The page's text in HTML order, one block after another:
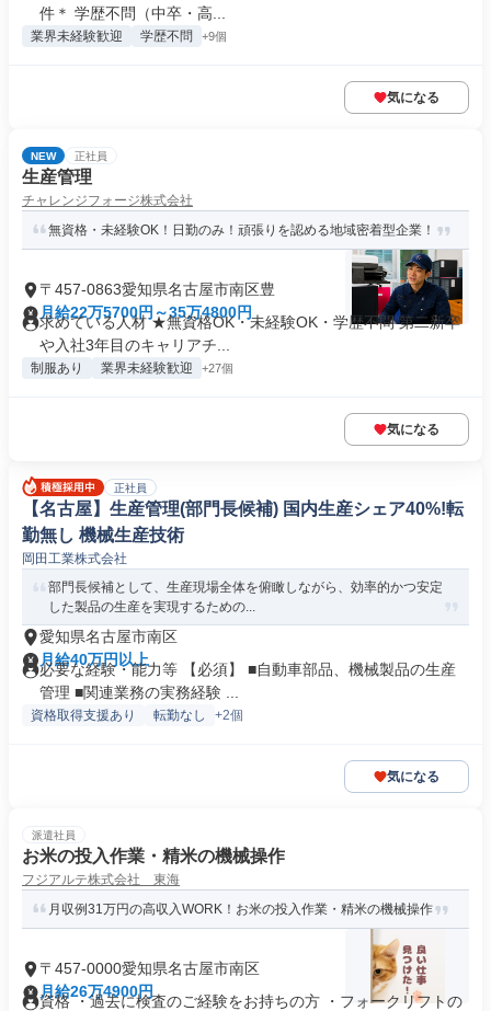
件＊ 学歴不問（中卒・高...
業界未経験歓迎 学歴不問 +9個
気になる
NEW 正社員
生産管理
チャレンジフォージ株式会社
無資格・未経験OK！日勤のみ！頑張りを認める地域密着型企業！
〒457-0863愛知県名古屋市南区豊
月給22万5700円～35万4800円
求めている人材 ★無資格OK・未経験OK・学歴不問 第二新卒
や入社3年目のキャリアチ...
制服あり 業界未経験歓迎 +27個
気になる
正社員
【名古屋】生産管理(部門長候補) 国内生産シェア40%!転
勤無し 機械生産技術
岡田工業株式会社
部門長候補として、生産現場全体を俯瞰しながら、効率的かつ安定
した製品の生産を実現するための...
愛知県名古屋市南区
月給40万円以上
必要な経験・能力等 【必須】 ■自動車部品、機械製品の生産
管理 ■関連業務の実務経験 ...
資格取得支援あり 転勤なし +2個
気になる
派遣社員
お米の投入作業・精米の機械操作
フジアルテ株式会社 東海
月収例31万円の高収入WORK！お米の投入作業・精米の機械操作
〒457-0000愛知県名古屋市南区
月給26万4900円
資格 ・過去に検査のご経験をお持ちの方 ・フォークリフトの